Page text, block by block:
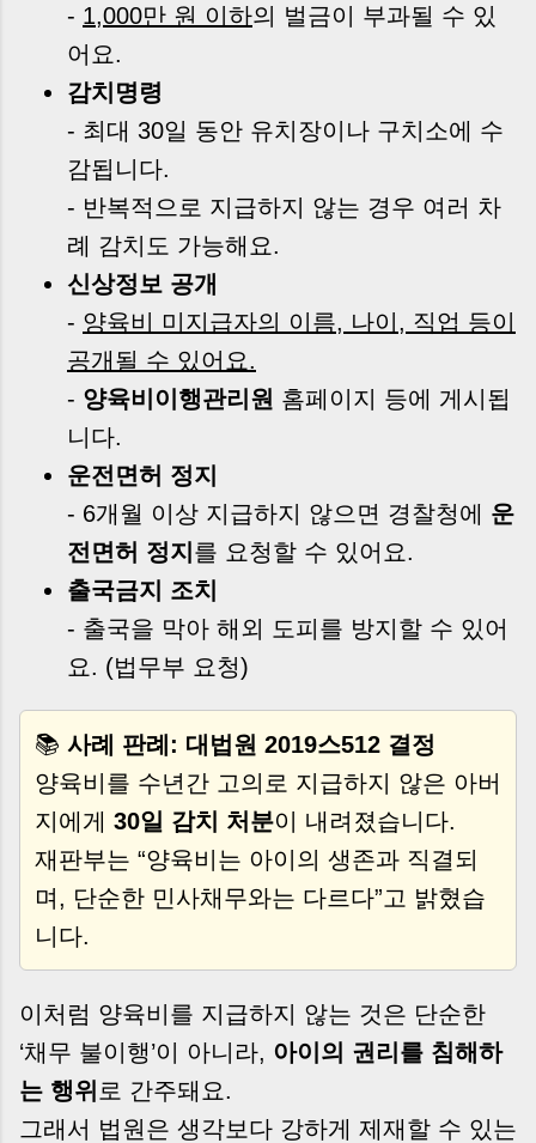
- 1,000만 원 이하의 벌금이 부과될 수 있
어요.
감치명령
- 최대 30일 동안 유치장이나 구치소에 수
감됩니다.
- 반복적으로 지급하지 않는 경우 여러 차
례 감치도 가능해요.
신상정보 공개
- 양육비 미지급자의 이름, 나이, 직업 등이
공개될 수 있어요.
- 양육비이행관리원 홈페이지 등에 게시됩
니다.
운전면허 정지
- 6개월 이상 지급하지 않으면 경찰청에 운
전면허 정지를 요청할 수 있어요.
출국금지 조치
- 출국을 막아 해외 도피를 방지할 수 있어
요. (법무부 요청)
📚 사례 판례: 대법원 2019스512 결정
양육비를 수년간 고의로 지급하지 않은 아버
지에게 30일 감치 처분이 내려졌습니다.
재판부는 “양육비는 아이의 생존과 직결되
며, 단순한 민사채무와는 다르다”고 밝혔습
니다.
이처럼 양육비를 지급하지 않는 것은 단순한
‘채무 불이행’이 아니라, 아이의 권리를 침해하
는 행위 로 간주돼요.
그래서 법원은 생각보다 강하게 제재할 수 있는